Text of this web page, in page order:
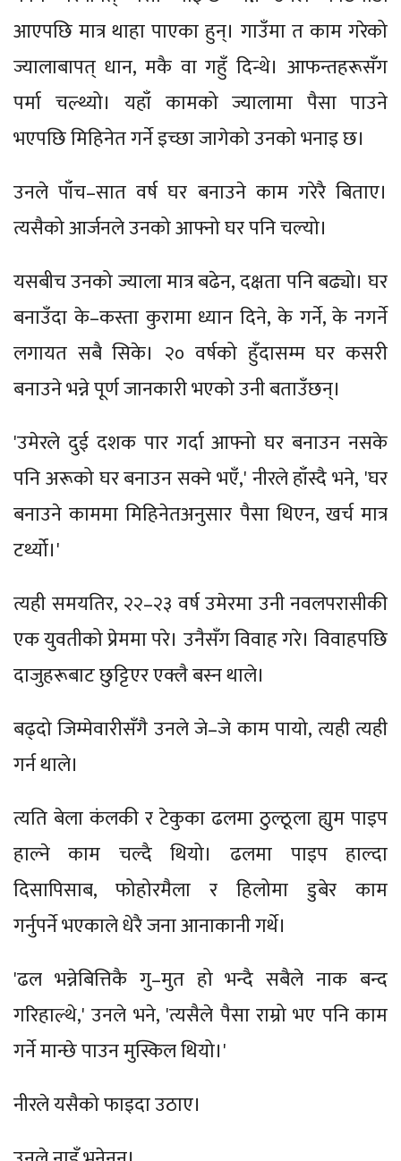
आएपछि मात्र थाहा पाएका हुन्। गाउँमा त काम गरेको
ज्यालाबापत् धान, मकै वा गहुँ दिन्थे। आफन्तहरूसँग
पर्मा चल्थ्यो। यहाँ कामको ज्यालामा पैसा पाउने
भएपछि मिहिनेत गर्ने इच्छा जागेको उनको भनाइ छ।
उनले पाँच–सात वर्ष घर बनाउने काम गरेरै बिताए।
त्यसैको आर्जनले उनको आफ्नो घर पनि चल्यो।
यसबीच उनको ज्याला मात्र बढेन, दक्षता पनि बढ्यो। घर
बनाउँदा के–कस्ता कुरामा ध्यान दिने, के गर्ने, के नगर्ने
लगायत सबै सिके। २० वर्षको हुँदासम्म घर कसरी
बनाउने भन्ने पूर्ण जानकारी भएको उनी बताउँछन्।
'उमेरले दुई दशक पार गर्दा आफ्नो घर बनाउन नसके
पनि अरूको घर बनाउन सक्ने भएँ,' नीरले हाँस्दै भने, 'घर
बनाउने काममा मिहिनेतअनुसार पैसा थिएन, खर्च मात्र
टर्थ्यो।'
त्यही समयतिर, २२–२३ वर्ष उमेरमा उनी नवलपरासीकी
एक युवतीको प्रेममा परे। उनैसँग विवाह गरे। विवाहपछि
दाजुहरूबाट छुट्टिएर एक्लै बस्न थाले।
बढ्दो जिम्मेवारीसँगै उनले जे–जे काम पायो, त्यही त्यही
गर्न थाले।
त्यति बेला कंलकी र टेकुका ढलमा ठुल्ठूला ह्युम पाइप
हाल्ने काम चल्दै थियो। ढलमा पाइप हाल्दा
दिसापिसाब, फोहोरमैला र हिलोमा डुबेर काम
गर्नुपर्ने भएकाले धेरै जना आनाकानी गर्थे।
'ढल भन्नेबित्तिकै गु–मुत हो भन्दै सबैले नाक बन्द
गरिहाल्थे,' उनले भने, 'त्यसैले पैसा राम्रो भए पनि काम
गर्ने मान्छे पाउन मुस्किल थियो।'
नीरले यसैको फाइदा उठाए।